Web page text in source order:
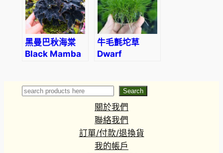
黑曼巴秋海棠
Black Mamba
‘Black
牛毛氈坨草
Dwarf
‘parvula’)
Search Search
關於我們
聯絡我們
訂單/付款/退換貨
我的帳戶